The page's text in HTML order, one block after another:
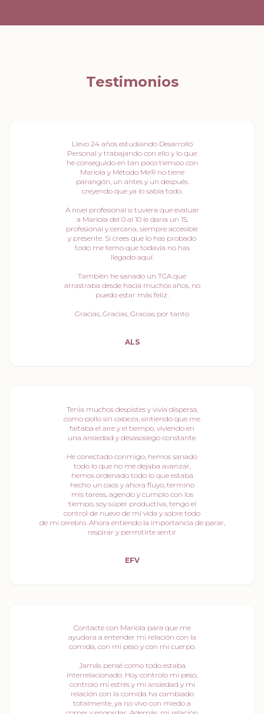
Testimonios
Llevo 24 años estudiando Desarrollo
Personal y trabajando con ello y lo que
he conseguido en tan poco tiempo con
Mariola y Método Me® no tiene
parangón, un antes y un después
creyendo que ya lo sabía todo.
A nivel profesional si tuviera que evaluar
a Mariola del 0 al 10 le daría un 15,
profesional y cercana, siempre accesible
y presente. Si crees que lo has probado
todo me temo que todavía no has
llegado aquí.
También he sanado un TCA que
arrastraba desde hacía muchos años, no
puedo estar más feliz.
Gracias, Gracias, Gracias por tanto
ALS
Tenía muchos despistes y vivía dispersa,
como pollo sin cabeza, sintiendo que me
faltaba el aire y el tiempo, viviendo en
una ansiedad y desasosiego constante.
He conectado conmigo, hemos sanado
todo lo que no me dejaba avanzar,
hemos ordenado todo lo que estaba
hecho un caos y ahora fluyo, termino
mis tareas, agendo y cumplo con los
tiempo, soy súper productiva, tengo el
control de nuevo de mi vida y sobre todo
de mi cerebro. Ahora entiendo la importancia de parar,
respirar y permitirte sentir
EFV
Contacte con Mariola para que me
ayudara a entender mi relación con la
comida, con mi peso y con mi cuerpo.
Jamás pensé como todo estaba
interrelacionado. Hoy controlo mi peso,
controlo mi estrés y mi ansiedad y mi
relación con la comida ha cambiado
totalmente, ya no vivo con miedo a